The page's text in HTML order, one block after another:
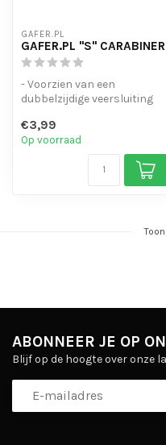
GAFER.PL
GAFER.PL "S" CARABINER
- Voorzien van een
dubbelzijdige veersluiting
ophangen ...
€3,99
Op voorraad
Toon
ABONNEER JE OP
Blijf op de hoogte over onze